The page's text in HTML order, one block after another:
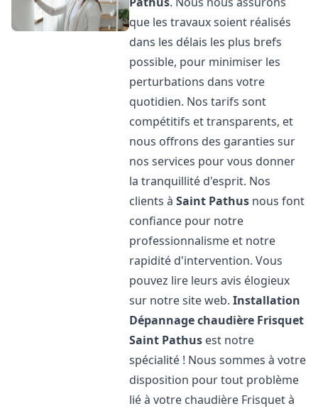
que les travaux soient réalisés
dans les délais les plus brefs
possible, pour minimiser les
perturbations dans votre
quotidien. Nos tarifs sont
compétitifs et transparents, et
nous offrons des garanties sur
nos services pour vous donner
la tranquillité d'esprit. Nos
clients àSaint Pathus nous font
confiance pour notre
professionnalisme et notre
rapidité d'intervention. Vous
pouvez lire leurs avis élogieux
sur notre site web.Installation
Dépannage chaudière Frisquet
Saint Pathus est notre
spécialité ! Nous sommes à votre
disposition pour tout problème
lié à votre chaudière Frisquet à